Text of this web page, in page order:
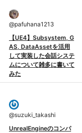
@pafuhana1213
【UE4】Subsystem, G
AS, DataAssetを活用
して実装した会話システ
ムについて雑多に書いて
みた
@suzuki_takashi
UnrealEngineのコンパ